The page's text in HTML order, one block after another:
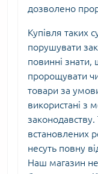
дозволено
Купівля таких
порушувати
повинні знати,
пророщувати
товари за
використані з
встановлених
несуть повну
Наш магазин